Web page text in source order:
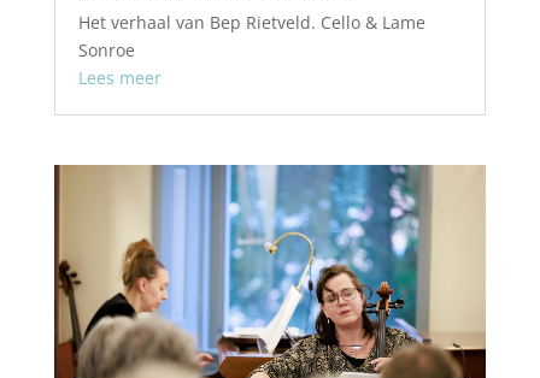
Het verhaal van Bep Rietveld. Cello & Lame
Sonroe
Lees meer